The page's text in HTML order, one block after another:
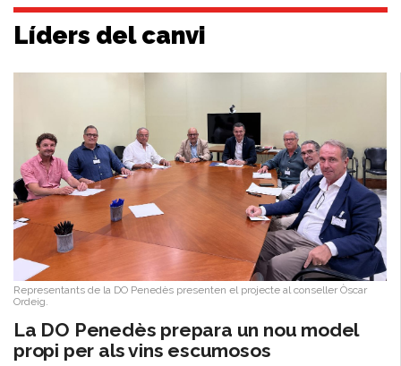
Líders del canvi
Representants de la DO Penedès presenten el projecte al conseller Òscar
Ordeig.
​La DO Penedès prepara un nou model
propi per als vins escumosos